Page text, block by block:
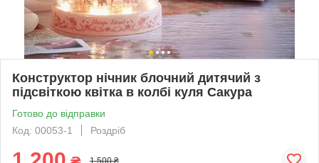
Конструктор нічник блочний дитячий з
підсвіткою квітка в колбі куля Сакура
Готово до відправки
Код: 00053-1
Роздріб
1 500 ₴